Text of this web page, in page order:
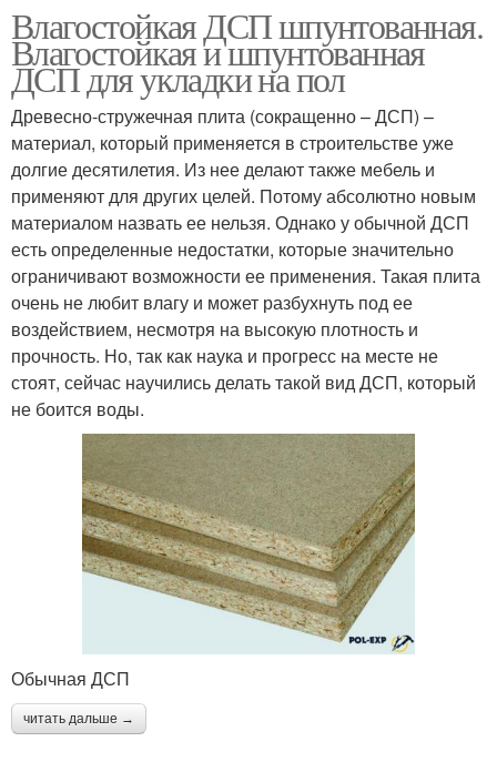
Влагостойкая ДСП шпунтованная.
Влагостойкая и шпунтованная
ДСП для укладки на пол
Древесно-стружечная плита (сокращенно – ДСП) –
материал, который применяется в строительстве уже
долгие десятилетия. Из нее делают также мебель и
применяют для других целей. Потому абсолютно новым
материалом назвать ее нельзя. Однако у обычной ДСП
есть определенные недостатки, которые значительно
ограничивают возможности ее применения. Такая плита
очень не любит влагу и может разбухнуть под ее
воздействием, несмотря на высокую плотность и
прочность. Но, так как наука и прогресс на месте не
стоят, сейчас научились делать такой вид ДСП, который
не боится воды.
Обычная ДСП
читать дальше →